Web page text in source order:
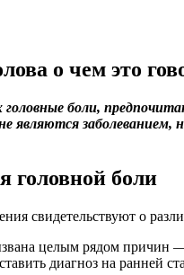
о чем это
боли,
являются
головной боли
свидетельствуют о
целым рядом причин —
диагноз на ранней